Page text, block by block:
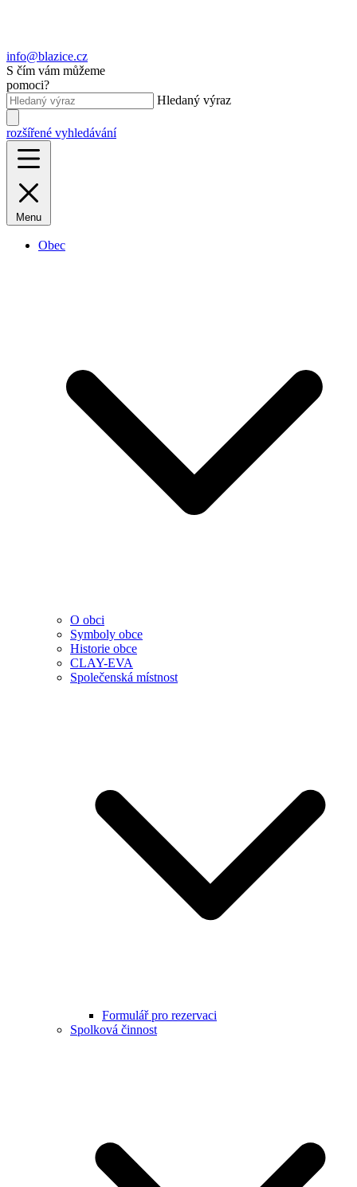
info@blazice.cz
S čím vám můžeme
pomoci?
Hledaný výraz
rozšířené vyhledávání
Menu
Obec
O obci
Symboly obce
Historie obce
CLAY-EVA
Společenská místnost
Formulář pro rezervaci
Spolková činnost